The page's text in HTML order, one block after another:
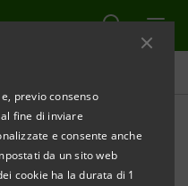
previo consenso
fine di inviare
e consente anche
da un sito web
cookie ha la durata di 1